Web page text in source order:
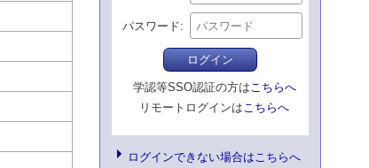
パスワード
ログイン
学認等SSO認証の方はこちらへ
リモートログインはこちらへ
ログインできない場合はこちらへ